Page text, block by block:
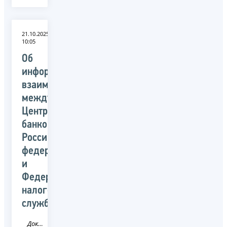
21.10.2025
10:05
Об
информационном
взаимодействии
между
Центральным
банком
Российской
федерации
и
Федеральной
налоговой
службой
Документ